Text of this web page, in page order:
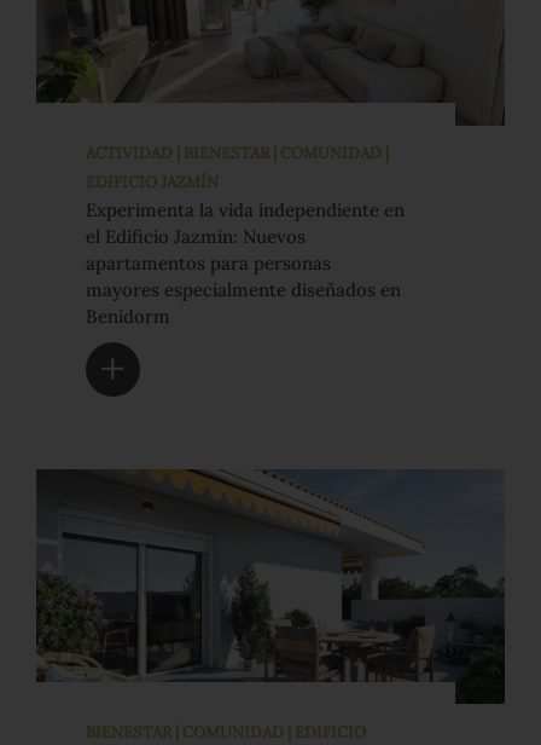
ACTIVIDAD | BIENESTAR | COMUNIDAD |
EDIFICIO JAZMÍN
Experimenta la vida independiente en
el Edificio Jazmín: Nuevos
apartamentos para personas
mayores especialmente diseñados en
Benidorm
BIENESTAR | COMUNIDAD | EDIFICIO